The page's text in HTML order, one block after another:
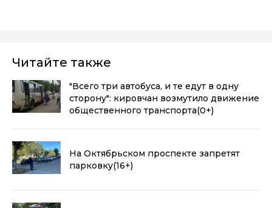
Читайте также
"Всего три автобуса, и те едут в одну
сторону": кировчан возмутило движение
общественного транспорта(0+)
На Октябрьском проспекте запретят
парковку(16+)